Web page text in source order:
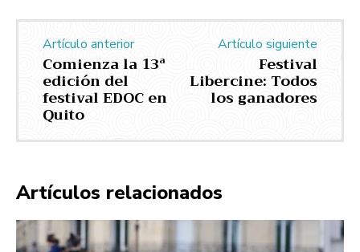
Artículo anterior
Comienza la 13ª
edición del
festival EDOC en
Quito
Artículo siguiente
Festival
Libercine: Todos
los ganadores
Artículos relacionados